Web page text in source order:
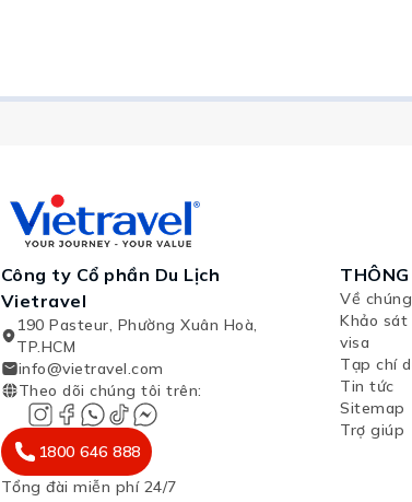
Công ty Cổ phần Du Lịch
Vietravel
190 Pasteur, Phường Xuân Hoà,
TP.HCM
info@vietravel.com
Theo dõi chúng tôi trên:
1800 646 888
Tổng đài miễn phí 24/7
Về
Khảo
visa
Tạp chí
Tin tức
Sitemap
Trợ giúp